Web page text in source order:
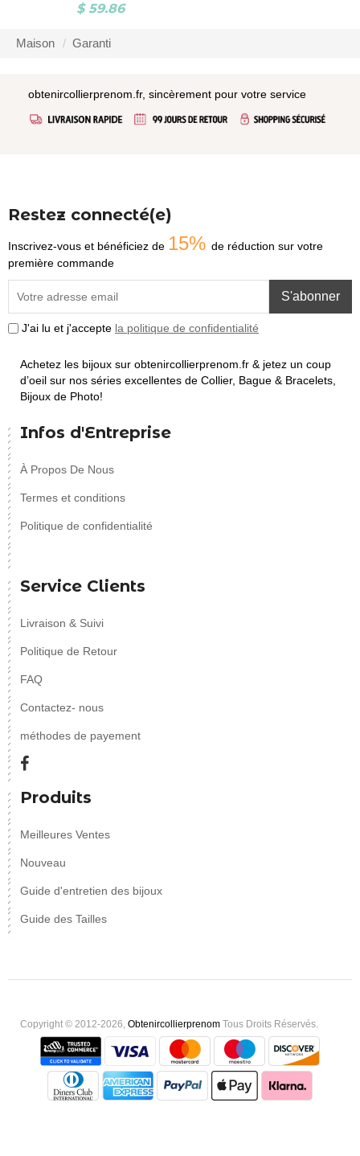
$ 59.86
Maison Garanti
obtenircollierprenom.fr, sincèrement pour votre service
Restez connecté(e)
Inscrivez-vous et bénéficiez de 15% de réduction sur votre
première commande
S'abonner
J'ai lu et j'accepte la politique de confidentialité
Achetez les bijoux sur obtenircollierprenom.fr & jetez un coup
d’oeil sur nos séries excellentes de Collier, Bague & Bracelets,
Bijoux de Photo!
Infos d'Entreprise
À Propos De Nous
Termes et conditions
Politique de confidentialité
Service Clients
Livraison & Suivi
Politique de Retour
FAQ
Contactez- nous
méthodes de payement
Produits
Meilleures Ventes
Nouveau
Guide d'entretien des bijoux
Guide des Tailles
Copyright © 2012-2026, Obtenircollierprenom Tous Droits Réservés.